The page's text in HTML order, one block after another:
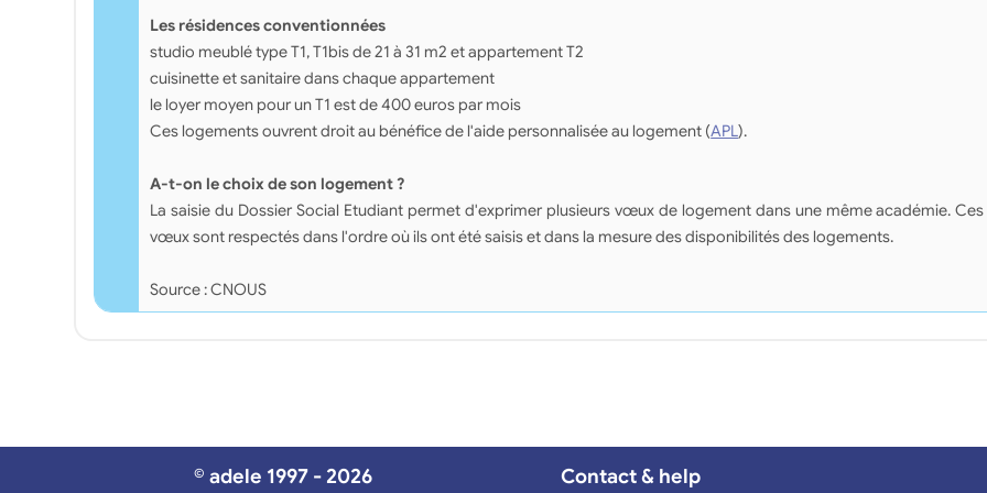
Les résidences conventionnées
studio meublé type T1, T1bis de 21 à 31 m2 et appartement T2
cuisinette et sanitaire dans chaque appartement
le loyer moyen pour un T1 est de 400 euros par mois
Ces logements ouvrent droit au bénéfice de l'aide personnalisée au logement (APL).
A-t-on le choix de son logement ?
La saisie du Dossier Social Etudiant permet d'exprimer plusieurs vœux de logement dans une même académie. Ces
vœux sont respectés dans l'ordre où ils ont été saisis et dans la mesure des disponibilités des logements.
Source : CNOUS
© adele 1997 - 2026 Contact & help